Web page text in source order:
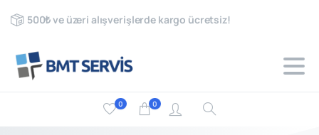
500₺ ve üzeri alışverişlerde kargo ücretsiz!
0 0